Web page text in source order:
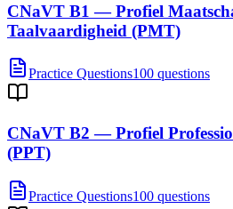
CNaVT B1 — Profiel
Taalvaardigheid (PMT)
Practice Questions100 questions
CNaVT B2 — Profiel
(PPT)
Practice Questions100 questions